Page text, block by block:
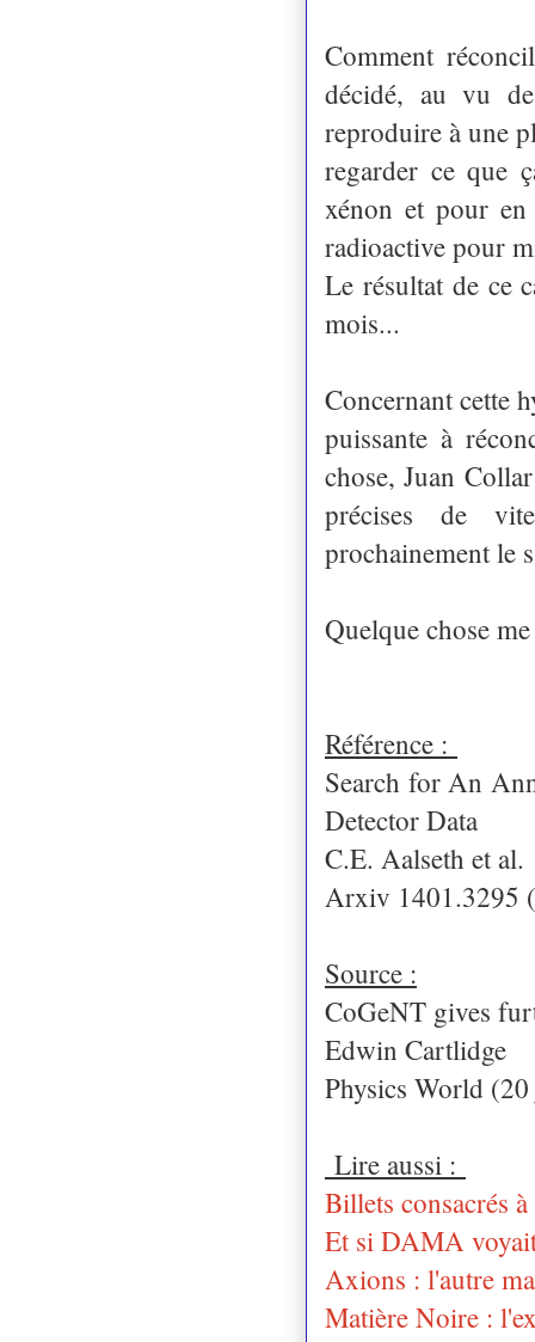
Comment
décidé, au vu
reproduire à une
regarder ce que
xénon et pour
radioactive pour
Le résultat de ce
mois...
Concernant cette
puissante à
chose, Juan
précises de
prochainement le
Quelque chose
Référence :
Search for An
Detector Data
C.E. Aalseth et al.
Arxiv 1401.3295
Source :
CoGeNT gives
Edwin Cartlidge
Physics World
Lire aussi :
Billets consacrés
Et si DAMA
Axions : l'autre
Matière Noire :